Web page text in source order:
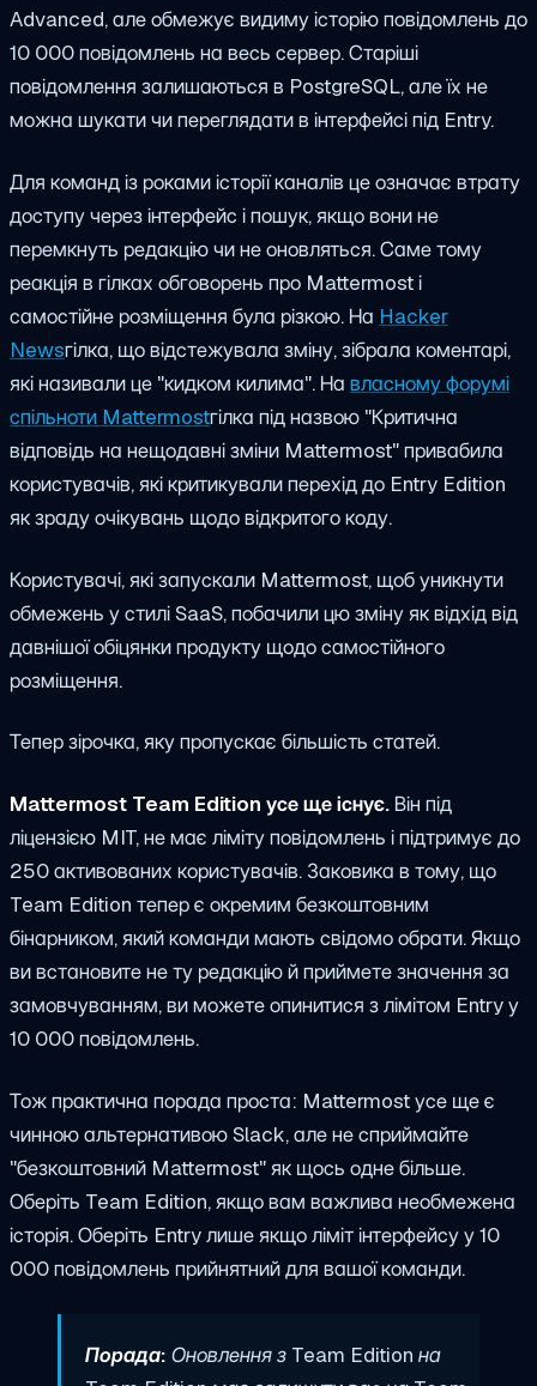
Advanced, але обмежує видиму історію повідомлень до
10 000 повідомлень на весь сервер. Старіші
повідомлення залишаються в PostgreSQL, але їх не
можна шукати чи переглядати в інтерфейсі під Entry.
Для команд із роками історії каналів це означає втрату
доступу через інтерфейс і пошук, якщо вони не
перемкнуть редакцію чи не оновляться. Саме тому
реакція в гілках обговорень про Mattermost і
самостійне розміщення була різкою. На Hacker
Newsгілка, що відстежувала зміну, зібрала коментарі,
які називали це "кидком килима". На власному форумі
спільноти Mattermostгілка під назвою "Критична
відповідь на нещодавні зміни Mattermost" привабила
користувачів, які критикували перехід до Entry Edition
як зраду очікувань щодо відкритого коду.
Користувачі, які запускали Mattermost, щоб уникнути
обмежень у стилі SaaS, побачили цю зміну як відхід від
давнішої обіцянки продукту щодо самостійного
розміщення.
Тепер зірочка, яку пропускає більшість статей.
Mattermost Team Edition усе ще існує. Він під
ліцензією MIT, не має ліміту повідомлень і підтримує до
250 активованих користувачів. Заковика в тому, що
Team Edition тепер є окремим безкоштовним
бінарником, який команди мають свідомо обрати. Якщо
ви встановите не ту редакцію й приймете значення за
замовчуванням, ви можете опинитися з лімітом Entry у
10 000 повідомлень.
Тож практична порада проста: Mattermost усе ще є
чинною альтернативою Slack, але не сприймайте
"безкоштовний Mattermost" як щось одне більше.
Оберіть Team Edition, якщо вам важлива необмежена
історія. Оберіть Entry лише якщо ліміт інтерфейсу у 10
000 повідомлень прийнятний для вашої команди.
Порада: Оновлення з Team Edition на